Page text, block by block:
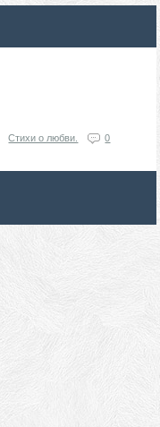
Стихи о любви. 0